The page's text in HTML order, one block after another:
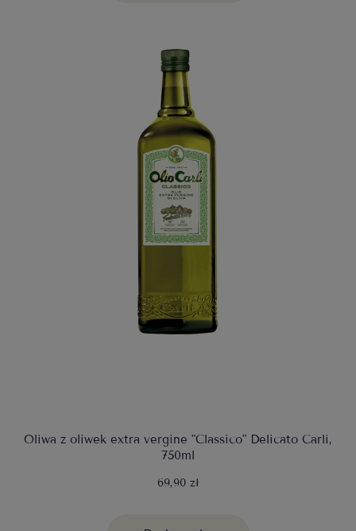
Oliwa z oliwek extra vergine "Classico" Delicato Carli,
750ml
69,90 zł